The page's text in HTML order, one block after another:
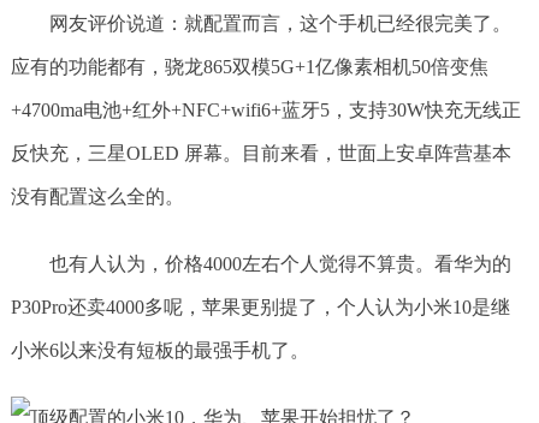
网友评价说道：就配置而言，这个手机已经很完美了。
应有的功能都有，骁龙865双模5G+1亿像素相机50倍变焦
+4700ma电池+红外+NFC+wifi6+蓝牙5，支持30W快充无线正
反快充，三星OLED 屏幕。目前来看，世面上安卓阵营基本
没有配置这么全的。
也有人认为，价格4000左右个人觉得不算贵。看华为的
P30Pro还卖4000多呢，苹果更别提了，个人认为小米10是继
小米6以来没有短板的最强手机了。